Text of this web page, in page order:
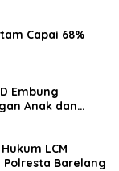
Capai 68%
Embung
Anak dan
LCM
Polresta Barelang